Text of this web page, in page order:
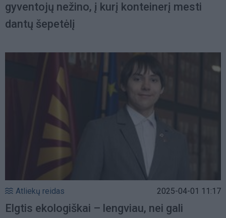
gyventojų nežino, į kurį konteinerį mesti
dantų šepetėlį
Atliekų reidas 2025-04-01 11:17
Elgtis ekologiškai – lengviau, nei gali